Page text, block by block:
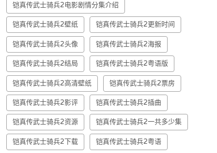
铠真传武士骑兵2电影剧情分集介绍
铠真传武士骑兵2壁纸 铠真传武士骑兵2更新时间
铠真传武士骑兵2头像 铠真传武士骑兵2海报
铠真传武士骑兵2结局 铠真传武士骑兵2粤语版
铠真传武士骑兵2高清壁纸 铠真传武士骑兵2票房
铠真传武士骑兵2影评 铠真传武士骑兵2插曲
铠真传武士骑兵2资源 铠真传武士骑兵2一共多少集
铠真传武士骑兵2下载 铠真传武士骑兵2粤语